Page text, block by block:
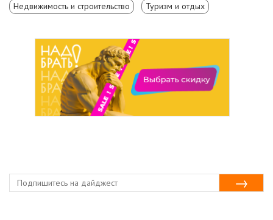
Недвижимость и строительство Туризм и отдых